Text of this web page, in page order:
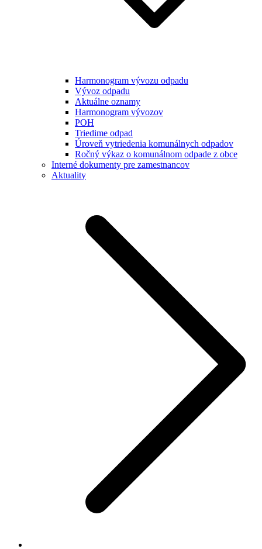
Harmonogram vývozu odpadu
Vývoz odpadu
Aktuálne oznamy
Harmonogram vývozov
POH
Triedime odpad
Úroveň vytriedenia komunálnych odpadov
Ročný výkaz o komunálnom odpade z obce
Interné dokumenty pre zamestnancov
Aktuality